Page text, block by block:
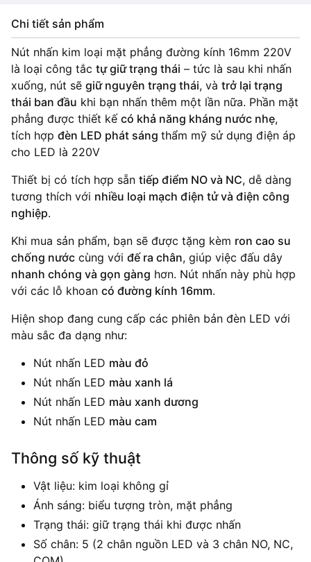
Chi tiết sản phẩm
Nút nhấn kim loại mặt phẳng đường kính 16mm 220V
là loại công tắc tự giữ trạng thái – tức là sau khi nhấn
xuống, nút sẽ giữ nguyên trạng thái, và trở lại trạng
thái ban đầu khi bạn nhấn thêm một lần nữa. Phần mặt
phẳng được thiết kế có khả năng kháng nước nhẹ,
tích hợp đèn LED phát sáng thẩm mỹ sử dụng điện áp
cho LED là 220V
Thiết bị có tích hợp sẵn tiếp điểm NO và NC, dễ dàng
tương thích với nhiều loại mạch điện tử và điện công
nghiệp.
Khi mua sản phẩm, bạn sẽ được tặng kèm ron cao su
chống nước cùng với đế ra chân, giúp việc đấu dây
nhanh chóng và gọn gàng hơn. Nút nhấn này phù hợp
với các lỗ khoan có đường kính 16mm.
Hiện shop đang cung cấp các phiên bản đèn LED với
màu sắc đa dạng như:
Nút nhấn LED màu đỏ
Nút nhấn LED màu xanh lá
Nút nhấn LED màu xanh dương
Nút nhấn LED màu cam
Thông số kỹ thuật
Vật liệu: kim loại không gỉ
Ánh sáng: biểu tượng tròn, mặt phẳng
Trạng thái: giữ trạng thái khi được nhấn
Số chân: 5 (2 chân nguồn LED và 3 chân NO, NC,